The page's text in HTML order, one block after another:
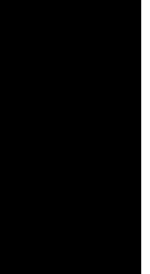
Warenkorb.